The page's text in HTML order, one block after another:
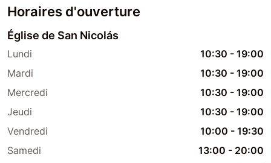
Horaires d'ouverture
Église de San Nicolás
Lundi 10:30 - 19:00
Mardi
10:30 - 19:00
Mercredi
10:30 - 19:00
Jeudi
10:30 - 19:00
Vendredi
10:00 - 19:30
Samedi
13:00 - 20:00